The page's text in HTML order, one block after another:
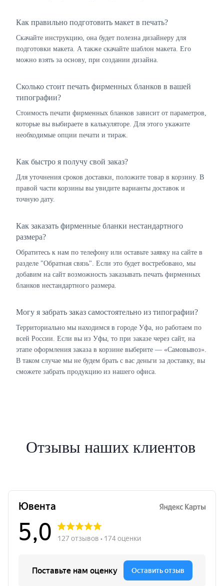
Как правильно подготовить макет в печать?
Скачайте инструкцию, она будет полезна дизайнеру для
подготовки макета. А также скачайте шаблон макета. Его
можно взять за основу, при создании дизайна.
Сколько стоит печать фирменных бланков в вашей
типографии?
Стоимость печати фирменных бланков зависит от параметров,
которые вы выбираете в калькуляторе. Для этого укажите
необходимые опции печати и тираж.
Как быстро я получу свой заказ?
Для уточнения сроков доставки, положите товар в корзину. В
правой части корзины вы увидите варианты доставок и
точную дату.
Как заказать фирменные бланки нестандартного
размера?
Обратитесь к нам по телефону или оставьте заявку на сайте в
разделе "Обратная связь". Если это будет востребовано, мы
добавим на сайт возможность заказывать печать фирменных
бланков нестандартного размера.
Могу я забрать заказ самостоятельно из типографии?
Территориально мы находимся в городе Уфа, но работаем по
всей России. Если вы из Уфы, то при заказе через сайт, на
этапе оформления заказа в корзине выберите — «Самовывоз».
В таком случае мы не будем брать с вас деньги за доставку, вы
сможете забрать продукцию из нашего офиса.
Отзывы наших клиентов